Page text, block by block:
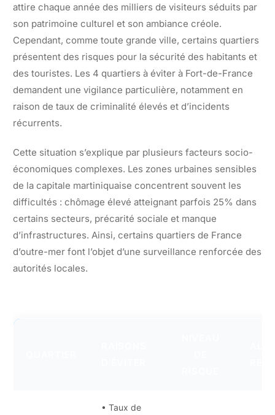
attire chaque année des milliers de visiteurs séduits par
son patrimoine culturel et son ambiance créole.
Cependant, comme toute grande ville, certains quartiers
présentent des risques pour la sécurité des habitants et
des touristes. Les 4 quartiers à éviter à Fort-de-France
demandent une vigilance particulière, notamment en
raison de taux de criminalité élevés et d’incidents
récurrents.
Cette situation s’explique par plusieurs facteurs socio-
économiques complexes. Les zones urbaines sensibles
de la capitale martiniquaise concentrent souvent les
difficultés : chômage élevé atteignant parfois 25% dans
certains secteurs, précarité sociale et manque
d’infrastructures. Ainsi, certains quartiers de France
d’outre-mer font l’objet d’une surveillance renforcée des
autorités locales.
• Taux de